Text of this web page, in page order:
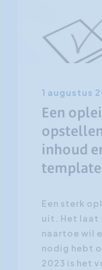
1 augustus
Een
inhoud
template
Een sterk
uit. Het laat
naartoe wil
nodig hebt
2023 is het